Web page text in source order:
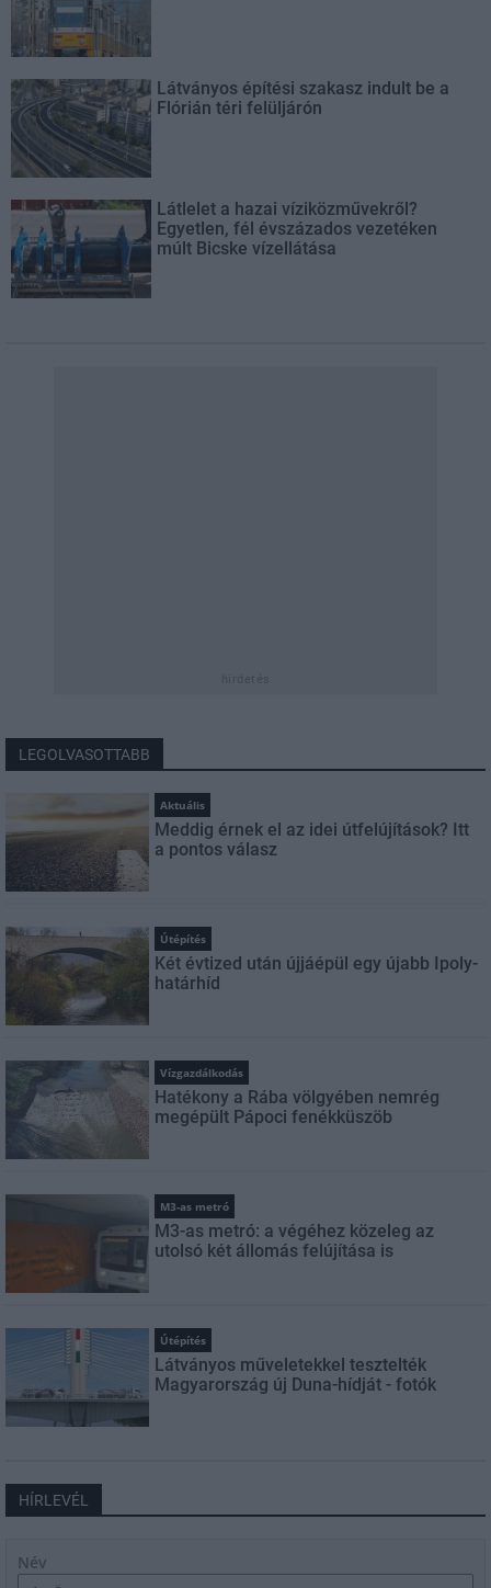
Látványos építési szakasz indult be a
Flórián téri felüljárón
Látlelet a hazai víziközművekről?
Egyetlen, fél évszázados vezetéken
múlt Bicske vízellátása
LEGOLVASOTTABB
Aktuális
Meddig érnek el az idei útfelújítások? Itt
a pontos válasz
Útépítés
Két évtized után újjáépül egy újabb Ipoly-
határhíd
Vízgazdálkodás
Hatékony a Rába völgyében nemrég
megépült Pápoci fenékküszöb
M3-as metró
M3-as metró: a végéhez közeleg az
utolsó két állomás felújítása is
Útépítés
Látványos műveletekkel tesztelték
Magyarország új Duna-hídját - fotók
HÍRLEVÉL
Név